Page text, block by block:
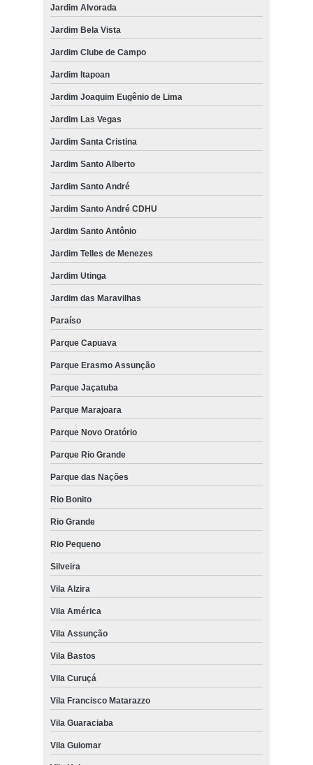
Jardim Alvorada
Jardim Bela Vista
Jardim Clube de Campo
Jardim Itapoan
Jardim Joaquim Eugênio de Lima
Jardim Las Vegas
Jardim Santa Cristina
Jardim Santo Alberto
Jardim Santo André
Jardim Santo André CDHU
Jardim Santo Antônio
Jardim Telles de Menezes
Jardim Utinga
Jardim das Maravilhas
Paraíso
Parque Capuava
Parque Erasmo Assunção
Parque Jaçatuba
Parque Marajoara
Parque Novo Oratório
Parque Rio Grande
Parque das Nações
Rio Bonito
Rio Grande
Rio Pequeno
Silveira
Vila Alzira
Vila América
Vila Assunção
Vila Bastos
Vila Curuçá
Vila Francisco Matarazzo
Vila Guaraciaba
Vila Guiomar